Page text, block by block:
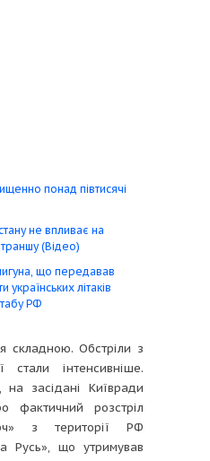
понад півтисячі
не впливає на
(Відео)
що передавав
літаків
РФ
складною. Обстріли з
стали інтенсивніше.
на засідані Київради
фактичний розстріл
з території РФ
Русь», що утримував